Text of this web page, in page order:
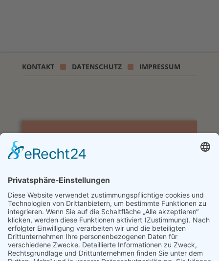
KONTAKT DATENSCHUTZ IMPRESSUM
KANZLEI DINGOLFING
08731 / 397129
KANZLEI ESSENBACH
TERMINVEREINBARUNG
08703 / 9889952